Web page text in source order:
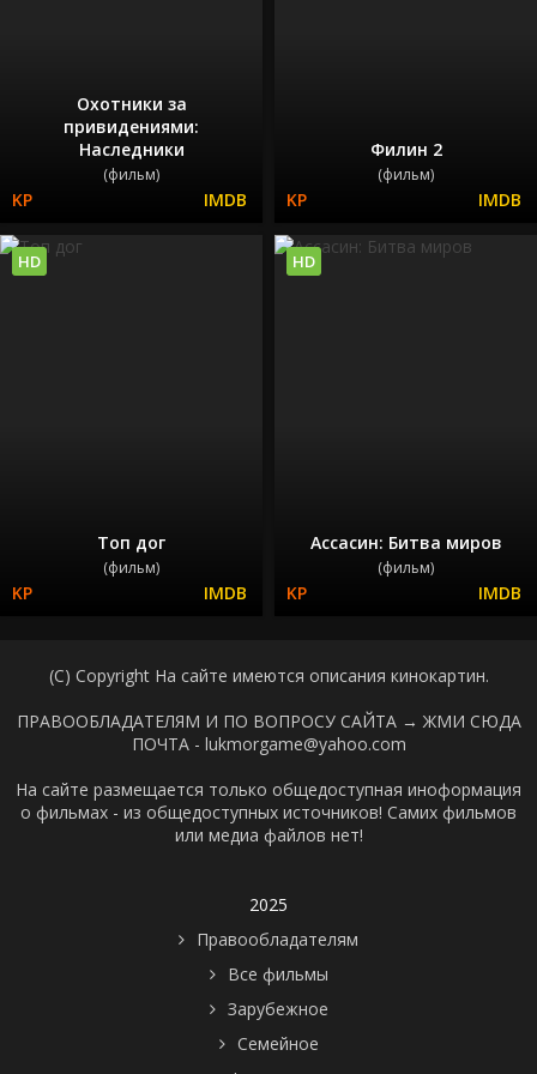
Охотники за
привидениями:
Наследники
(фильм)
Филин 2
(фильм)
Топ дог
(фильм)
HD
Ассасин: Битва миров
(фильм)
HD
(C) Copyright На сайте имеются описания кинокартин.
ПРАВООБЛАДАТЕЛЯМ И ПО ВОПРОСУ САЙТА → ЖМИ СЮДА
ПОЧТА - lukmorgame@yahoo.com
На сайте размещается только общедоступная иноформация
о фильмах - из общедоступных источников! Самих фильмов
или медиа файлов нет!
2025
Правообладателям
Все фильмы
Зарубежное
Семейное